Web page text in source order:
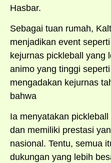
Hasbar.
Sebagai tuan rumah,
menjadikan event
kejurnas pickleball yang
animo yang tinggi
mengadakan kejurnas
bahwa
Ia menyatakan
dan memiliki prestasi
nasional. Tentu, semua
dukungan yang lebih